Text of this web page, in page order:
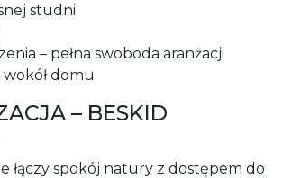
studni
– pełna swoboda aranżacji
domu
– BESKID
łączy spokój natury z dostępem do